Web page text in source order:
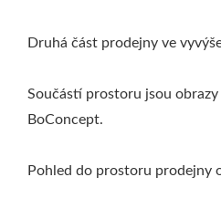
Druhá část prodejny ve
Součástí prostoru jsou
BoConcept.
Pohled do prostoru prodejny